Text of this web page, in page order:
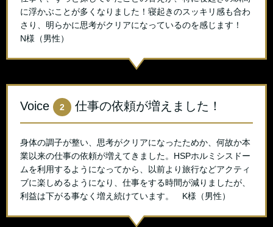
に浮かぶことが多くなりました！寝起きのスッキリ感も合わ
さり、明らかに思考がクリアになっているのを感じます！
N様（男性）
Voice 2 仕事の依頼が増えました！
身体の調子が整い、思考がクリアになったためか、何故か本
業以来の仕事の依頼が増えてきました。HSPホルミシスドー
ムを利用するようになってから、以前より旅行などアクティ
ブに楽しめるようになり、仕事をする時間が減りましたが、
利益は下がる事なく増え続けています。 K様（男性）